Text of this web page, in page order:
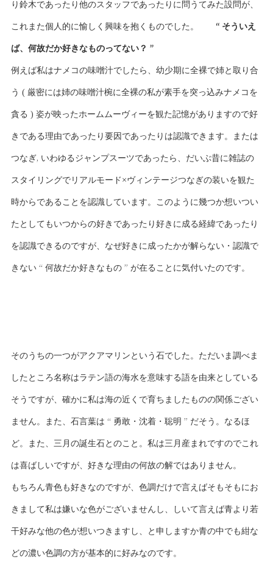
り鈴木であったり他のスタッフであったりに問うてみた設問が、
これまた個人的に愉しく興味を抱くものでした。 “ そういえ
ば、何故だか好きなものってない？ ”
例えば私はナメコの味噌汁でしたら、幼少期に全裸で姉と取り合
う ( 厳密には姉の味噌汁椀に全裸の私が素手を突っ込みナメコを
貪る ) 姿が映ったホームムーヴィーを観た記憶がありますので好
きである理由であったり要因であったりは認識できます。または
つなぎ, いわゆるジャンプスーツであったら、だいぶ昔に雑誌の
スタイリングでリアルモード×ヴィンテージつなぎの装いを観た
時からであることを認識しています。このように幾つか想いつい
たとしてもいつからの好きであったり好きに成る経緯であったり
を認識できるのですが、なぜ好きに成ったかが解らない・認識で
きない “ 何故だか好きなもの ” が在ることに気付いたのです。
そのうちの一つがアクアマリンという石でした。ただいま調べま
したところ名称はラテン語の海水を意味する語を由来としている
そうですが、確かに私は海の近くで育ちましたものの関係ござい
ません。また、石言葉は “ 勇敢・沈着・聡明 ” だそう。なるほ
ど。また、三月の誕生石とのこと。私は三月産まれですのでこれ
は喜ばしいですが、好きな理由の何故の解ではありません。
もちろん青色も好きなのですが、色調だけで言えばそもそもにお
きまして私は嫌いな色がございませんし、しいて言えば青より若
干好みな他の色が想いつきますし、と申しますか青の中でも紺な
どの濃い色調の方が基本的に好みなのです。